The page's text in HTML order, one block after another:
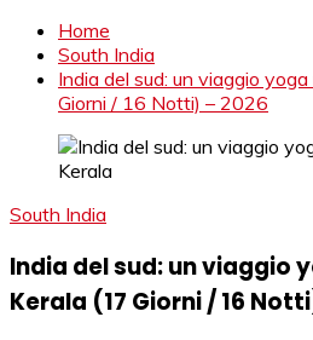
Home
South India
India del sud: un viaggio
Giorni / 16 Notti) – 2026
South India
India del sud: un viaggio
Kerala (17 Giorni / 16